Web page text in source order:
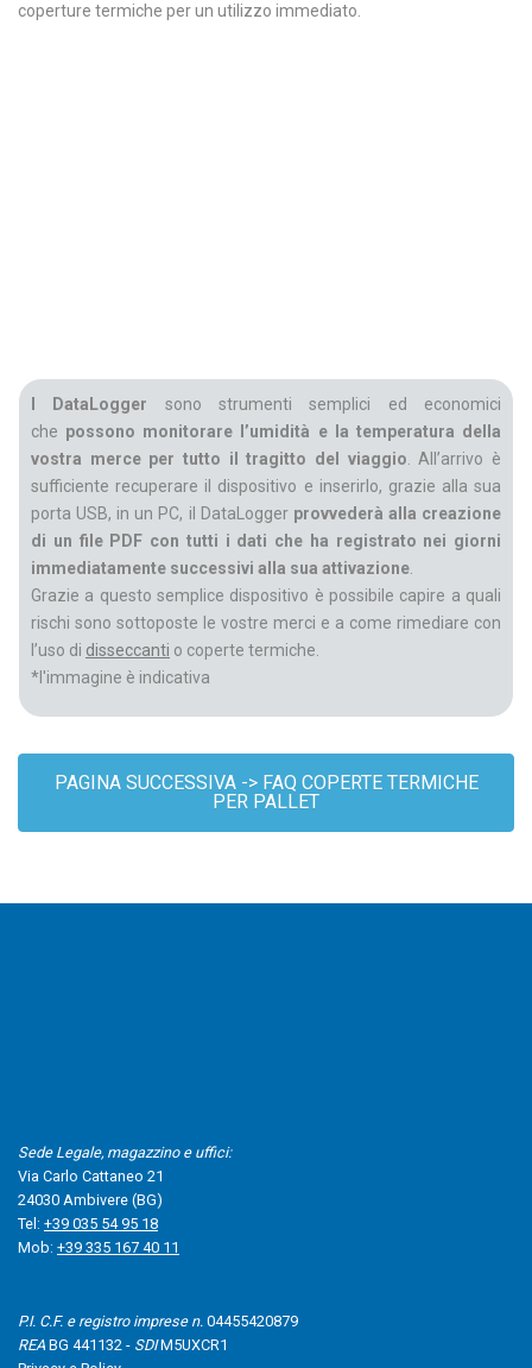
coperture termiche per un utilizzo immediato.
I DataLogger sono strumenti semplici ed economici
che possono monitorare l’umidità e la temperatura della
vostra merce per tutto il tragitto del viaggio. All’arrivo è
sufficiente recuperare il dispositivo e inserirlo, grazie alla sua
porta USB, in un PC, il DataLogger provvederà alla creazione
di un file PDF con tutti i dati che ha registrato nei giorni
immediatamente successivi alla sua attivazione.
Grazie a questo semplice dispositivo è possibile capire a quali
rischi sono sottoposte le vostre merci e a come rimediare con
l’uso di disseccanti o coperte termiche.
*l'immagine è indicativa
PAGINA SUCCESSIVA -> FAQ COPERTE TERMICHE
PER PALLET
Sede Legale, magazzino e uffici:
Via Carlo Cattaneo 21
24030 Ambivere (BG)
Tel: +39 035 54 95 18
Mob: +39 335 167 40 11
P.I. C.F. e registro imprese n. 04455420879
REA BG 441132 - SDIM5UXCR1